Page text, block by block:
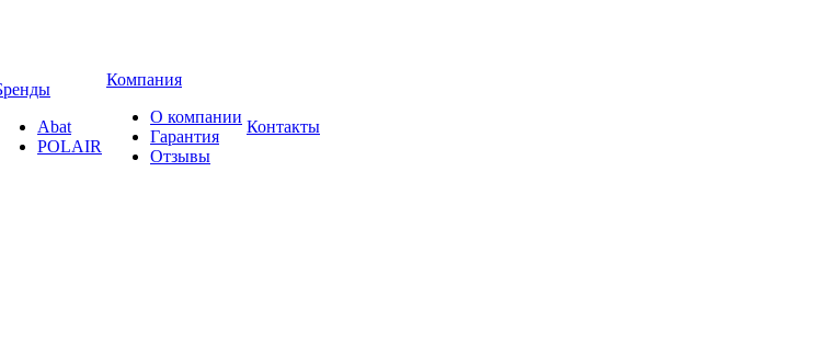
Abat
POLAIR
Компания
О компании
Гарантия
Отзывы
Контакты